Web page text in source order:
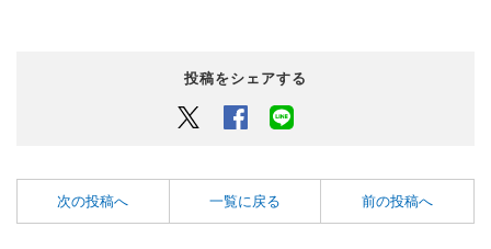
投稿をシェアする
Twitter Facebook
次の投稿へ 一覧に戻る 前の投稿へ